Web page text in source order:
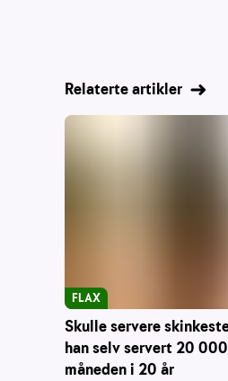
Relaterte artikler
Skulle servere
han selv servert 20
måneden i 20 år
FLAX